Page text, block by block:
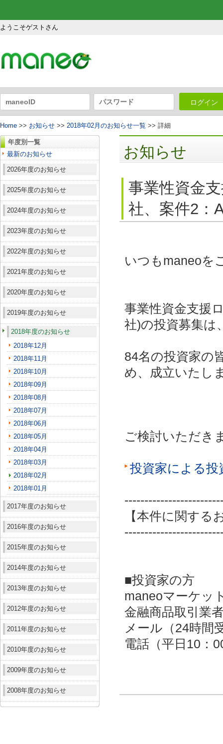
ようこそゲストさん
ログイン
Home >> お知らせ >> 2018年02月のお知らせ一覧 >> 詳細
年度別一覧
最新のお知らせ
2026年度のお知らせ
2025年度のお知らせ
2024年度のお知らせ
2023年度のお知らせ
2022年度のお知らせ
2021年度のお知らせ
2020年度のお知らせ
2019年度のお知らせ
2018年度のお知らせ
2018年12月
2018年11月
2018年10月
2018年09月
2018年08月
2018年07月
2018年06月
2018年05月
2018年04月
2018年03月
2018年02月
2018年01月
2017年度のお知らせ
2016年度のお知らせ
2015年度のお知らせ
2014年度のお知らせ
2013年度のお知らせ
2012年度のお知らせ
2011年度のお知らせ
2010年度のお知らせ
2009年度のお知らせ
2008年度のお知らせ
お知らせ
事業性資金
社、案件2：
いつもmaneoを
事業性資金支援
社)の投資募集は
84名の投資家の
め、成立いたし
ご検討いただき
投資家による
【本件に関する
■投資家の方
maneoマーケッ
金融商品取引業
メール（24時間
電話（平日10：